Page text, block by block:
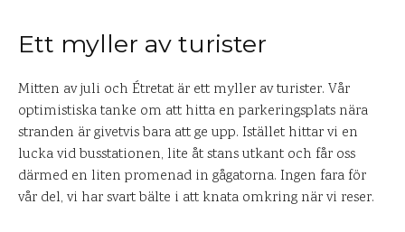
Ett myller av turister
Mitten av juli och Étretat är ett myller av turister. Vår
optimistiska tanke om att hitta en parkeringsplats nära
stranden är givetvis bara att ge upp. Istället hittar vi en
lucka vid busstationen, lite åt stans utkant och får oss
därmed en liten promenad in gågatorna. Ingen fara för
vår del, vi har svart bälte i att knata omkring när vi reser.